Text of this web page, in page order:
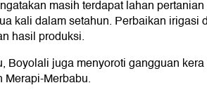
masih terdapat lahan
kali dalam setahun. Perbaikan irigasi
hasil produksi.
Boyolali juga menyoroti gangguan
Merapi-Merbabu.